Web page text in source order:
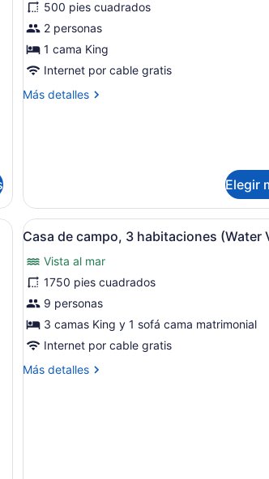
fotos
de
Habitación,
vista
jardín
500 pies cuadrados
2 personas
1 cama King
Internet por cable gratis
Más detalles
Más
Elegir
con un sofá central, una mesa de comedor y
Abrir
todas
las
fotos
de
Casa
de
3
Una sala de
15
Casa de campo, 3 habitaciones (Water
Vista al mar
1750 pies cuadrados
9 personas
3 camas King y 1 sofá cama matrimonial
Internet por cable gratis
Más detalles
Más